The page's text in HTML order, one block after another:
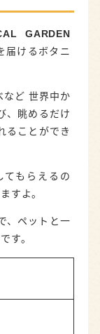
GARDEN
届けるボタニ
など 世界中か
、眺めるだけ
ることができ
てもらえるの
すよ。
、ペットと一
す。